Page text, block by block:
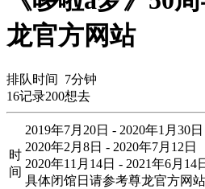
龙官方网站
排队时间 7分钟
16记录200想去
时
间
2019年7月20日 - 2020年1月30日
2020年2月8日 - 2020年7月12日
2020年11月14日 - 2021年6月14
具体闭馆日请参考尊龙官方网